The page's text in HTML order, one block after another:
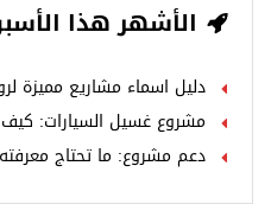
الأشهر هذا
دليل اسماء مشاريع مميزة
مشروع غسيل السيارات: كيف
دعم مشروع: ما تحتاج